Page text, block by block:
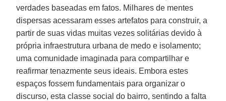
verdades baseadas em fatos. Milhares de mentes
dispersas acessaram esses artefatos para construir, a
partir de suas vidas muitas vezes solitárias devido à
própria infraestrutura urbana de medo e isolamento;
uma comunidade imaginada para compartilhar e
reafirmar tenazmente seus ideais. Embora estes
espaços fossem fundamentais para organizar o
discurso, esta classe social do bairro, sentindo a falta